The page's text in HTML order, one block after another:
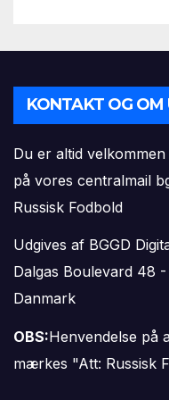
KONTAKT OG OM
Du er altid
på vores centralmail
Russisk Fodbold
Udgives af BGGD
Dalgas Boulevard 48
Danmark
OBS:Henvendelse på
mærkes "Att: Russisk